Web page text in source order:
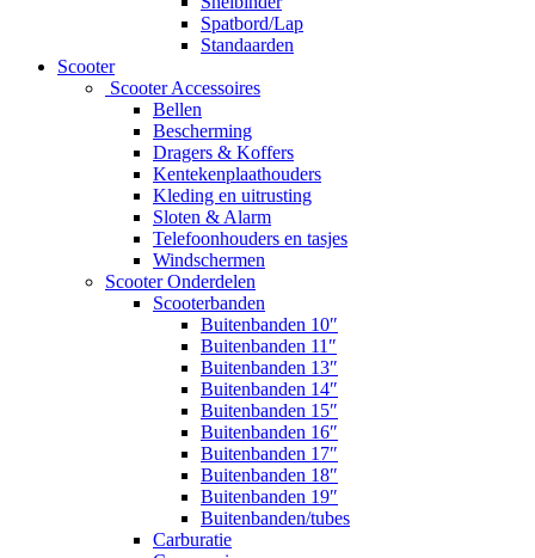
Spatbord/Lap
Standaarden
Scooter
Scooter Accessoires
Bellen
Bescherming
Dragers & Koffers
Kentekenplaathouders
Kleding en uitrusting
Sloten & Alarm
Telefoonhouders en tasjes
Windschermen
Scooter Onderdelen
Scooterbanden
Buitenbanden 10″
Buitenbanden 11″
Buitenbanden 13″
Buitenbanden 14″
Buitenbanden 15″
Buitenbanden 16″
Buitenbanden 17″
Buitenbanden 18″
Buitenbanden 19″
Buitenbanden/tubes
Carburatie